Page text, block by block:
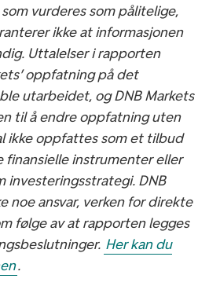
vurderes som pålitelige,
ikke at informasjonen
Uttalelser i rapporten
oppfatning på det
utarbeidet, og DNB Markets
til å endre oppfatning uten
ikke oppfattes som et tilbud
finansielle instrumenter eller
investeringsstrategi. DNB
noe ansvar, verken for direkte
følge av at rapporten legges
Her kan du
.